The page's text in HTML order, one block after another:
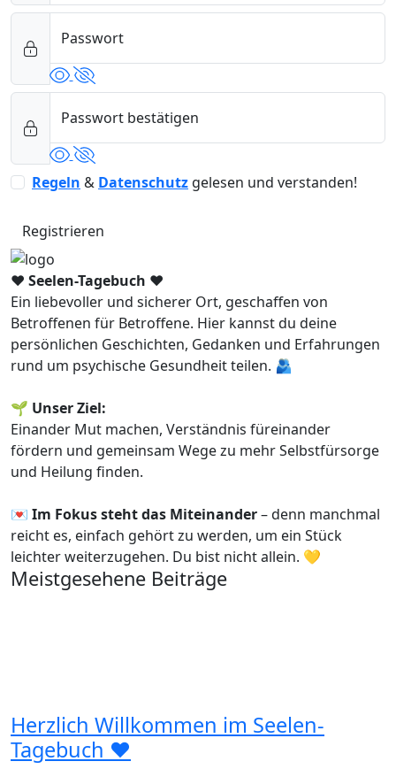
Passwort
Passwort bestätigen
Regeln & Datenschutz gelesen und verstanden!
Registrieren
❤️ Seelen-Tagebuch ❤️
Ein liebevoller und sicherer Ort, geschaffen von
Betroffenen für Betroffene. Hier kannst du deine
persönlichen Geschichten, Gedanken und Erfahrungen
rund um psychische Gesundheit teilen. 🫂
🌱 Unser Ziel:
Einander Mut machen, Verständnis füreinander
fördern und gemeinsam Wege zu mehr Selbstfürsorge
und Heilung finden.
💌 Im Fokus steht das Miteinander– denn manchmal
reicht es, einfach gehört zu werden, um ein Stück
leichter weiterzugehen. Du bist nicht allein. 💛
Meistgesehene Beiträge
Herzlich Willkommen im Seelen-
Tagebuch ❤️